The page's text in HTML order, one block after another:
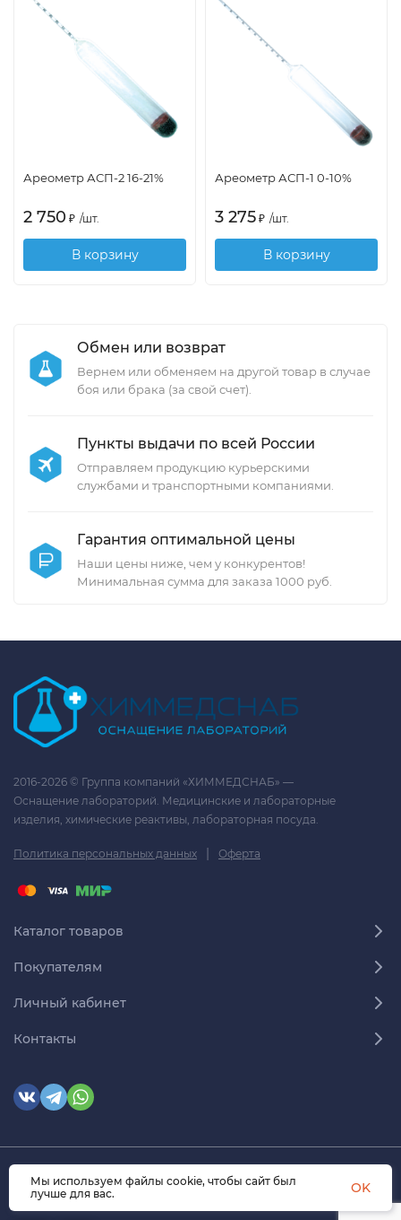
Ареометр АСП-2 16-21%
2 750 ₽ /шт.
В корзину
Ареометр АСП-1 0-10%
3 275 ₽ /шт.
В корзину
Обмен или возврат
Вернем или обменяем на другой товар в случае
боя или брака (за свой счет).
Пункты выдачи по всей России
Отправляем продукцию курьерскими
службами и транспортными компаниями.
Гарантия оптимальной цены
Наши цены ниже, чем у конкурентов!
Минимальная сумма для заказа 1000 руб.
2016-2026 © Группа компаний «ХИММЕДСНАБ» —
Оснащение лабораторий. Медицинские и лабораторные
изделия, химические реактивы, лабораторная посуда.
Политика персональных данных | Оферта
Каталог товаров
Покупателям
Личный кабинет
Контакты
© 2026 himmedsnab.ru. Все права защищены
Мы используем файлы cookie, чтобы сайт был
лучше для вас.
OK